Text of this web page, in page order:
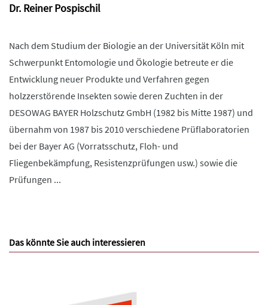
Dr. Reiner Pospischil
Nach dem Studium der Biologie an der Universität Köln mit
Schwerpunkt Entomologie und Ökologie betreute er die
Entwicklung neuer Produkte und Verfahren gegen
holzzerstörende Insekten sowie deren Zuchten in der
DESOWAG BAYER Holzschutz GmbH (1982 bis Mitte 1987) und
übernahm von 1987 bis 2010 verschiedene Prüflaboratorien
bei der Bayer AG (Vorratsschutz, Floh- und
Fliegenbekämpfung, Resistenzprüfungen usw.) sowie die
Prüfungen ...
Das könnte Sie auch interessieren